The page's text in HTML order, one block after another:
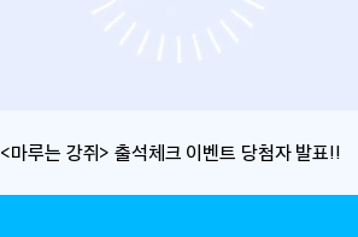
<마루는 강쥐> 출석체크 이벤트 당첨자 발표!!